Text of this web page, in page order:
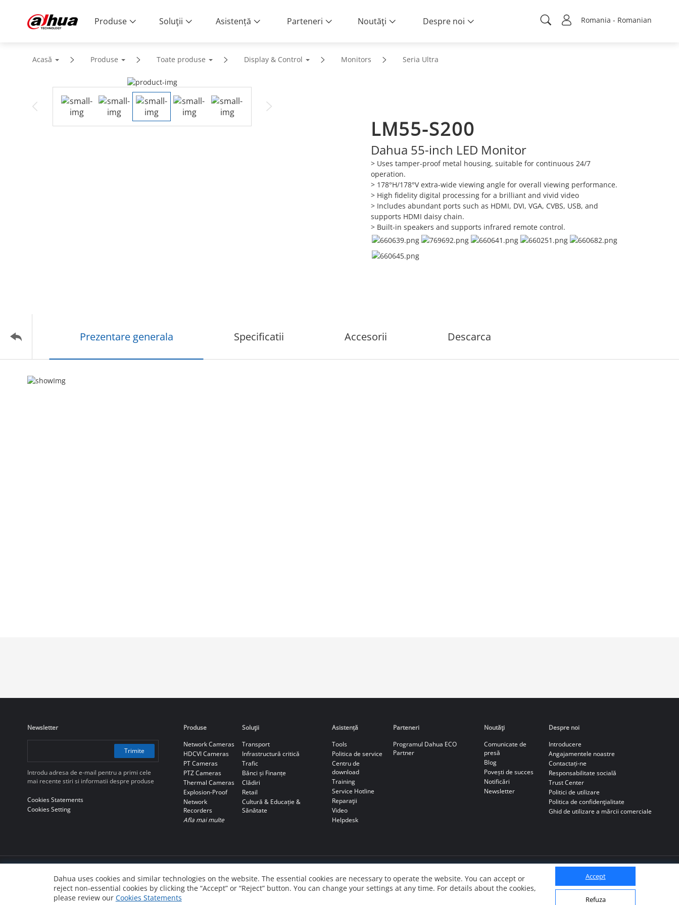
Dahua uses cookies and similar technologies on the website. The essential cookies are necessary to operate the website. You can accept or
reject non-essential cookies by clicking the “Accept” or “Reject” button. You can change your settings at any time. For details about the cookies,
please review our Cookies Statements
Accept
Refuza
Romania - Romanian
Produse Soluţii Asistență Parteneri Noutăţi Despre noi
Acasă Produse Toate produse Display & Control Monitors Seria Ultra
LM55-S200
Dahua 55-inch LED Monitor
> Uses tamper-proof metal housing, suitable for continuous 24/7
operation.
> 178°H/178°V extra-wide viewing angle for overall viewing performance.
> High fidelity digital processing for a brilliant and vivid video
> Includes abundant ports such as HDMI, DVI, VGA, CVBS, USB, and
supports HDMI daisy chain.
> Built-in speakers and supports infrared remote control.
Prezentare generala Specificatii Accesorii Descarca
Newsletter
Trimite
Introdu adresa de e-mail pentru a primi cele
mai recente stiri si informatii despre produse
Cookies Statements
Cookies Setting
Produse
Network Cameras
HDCVI Cameras
PT Cameras
PTZ Cameras
Thermal Cameras
Explosion-Proof
Network
Recorders
Afla mai multe
Soluţii
Transport
Infrastructură critică
Trafic
Bănci și Finanțe
Clădiri
Retail
Cultură & Educație &
Sănătate
Asistență
Tools
Politica de service
Centru de
download
Training
Service Hotline
Reparaţii
Video
Helpdesk
Parteneri
Programul Dahua ECO
Partner
Noutăţi
Comunicate de
presă
Blog
Povești de succes
Notificări
Newsletter
Despre noi
Introducere
Angajamentele noastre
Contactați-ne
Responsabilitate socială
Trust Center
Politici de utilizare
Politica de confidenţialitate
Ghid de utilizare a mărcii comerciale
what ? 2010-2026 mean??
浙ICP备07004180号-3
浙公网安备 33010802004137号